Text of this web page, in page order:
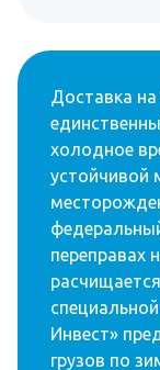
Доставка
холодное
устойчивой
переправах
Инвест»
грузов по